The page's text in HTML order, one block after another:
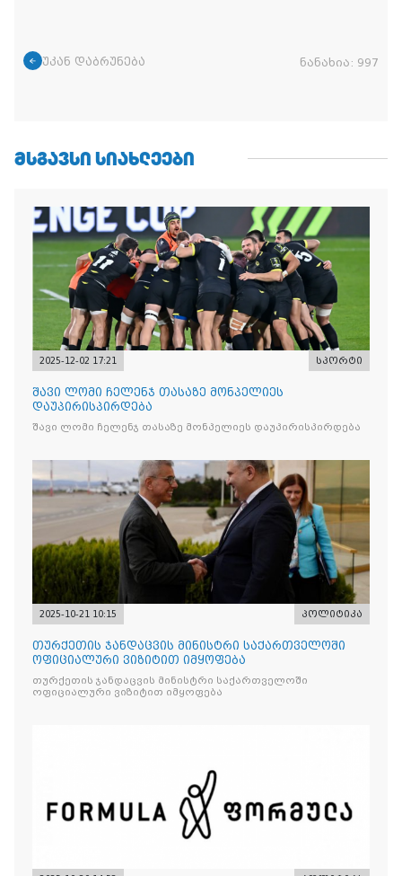
უკან დაბრუნება ნანახია: 997
ᲛᲡᲒᲐᲕᲡᲘ ᲡᲘᲐᲮᲚᲔᲔᲑᲘ
2025-12-02 17:21 სპორტი
შავი ლომი ჩელენჯ თასაზე მონპელიეს
დაუპირისპირდება
შავი ლომი ჩელენჯ თასაზე მონპელიეს დაუპირისპირდება
2025-10-21 10:15 პოლიტიკა
თურქეთის ჯანდაცვის მინისტრი საქართველოში
ოფიციალური ვიზიტით იმყოფება
თურქეთის ჯანდაცვის მინისტრი საქართველოში
ოფიციალური ვიზიტით იმყოფება